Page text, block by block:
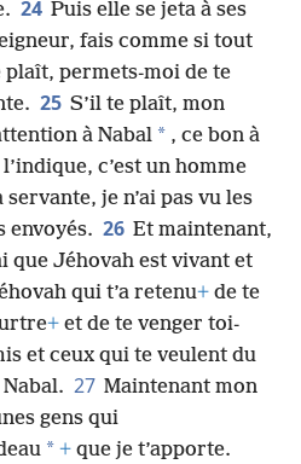
24 Puis elle se jeta à ses
fais comme si tout
plaît, permets-moi de te
25 S’il te plaît, mon
à Nabal * , ce bon à
c’est un homme
je n’ai pas vu les
envoyés. 26 Et maintenant,
que Jéhovah est vivant et
qui t’a retenu+ de te
+ et de te venger toi-
et ceux qui te veulent du
27 Maintenant mon
gens qui
* + que je t’apporte.